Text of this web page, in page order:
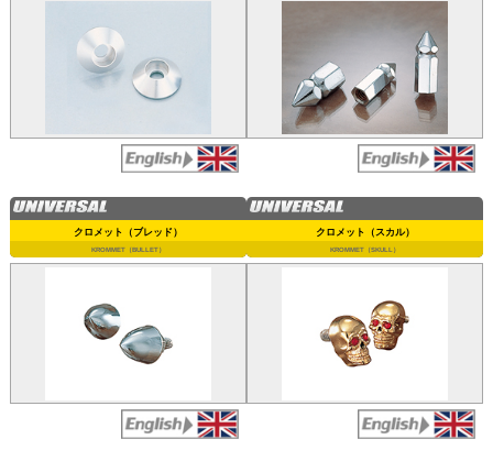
クロメット（ブレッド）
KROMMET（BULLET）
クロメット（スカル）
KROMMET（SKULL）